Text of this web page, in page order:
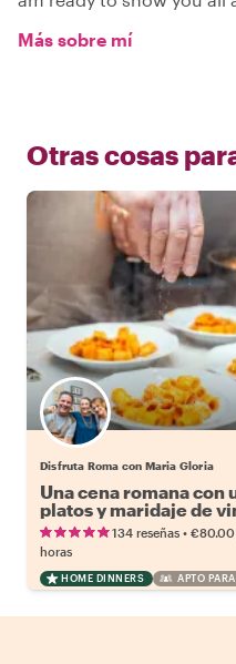
Más sobre mí
Otras cosas
Disfruta Roma con Maria Gloria
Una cena romana con
platos y maridaje de
134 reseñas • €80.00
horas
HOME DINNERS APTO